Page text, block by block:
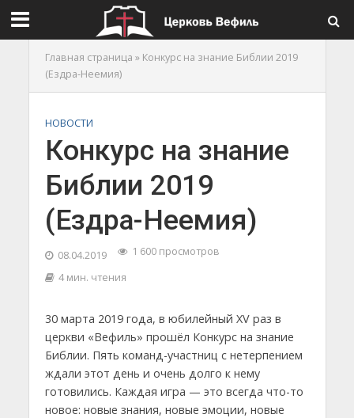
Главная страница » Конкурс на знание Библии 2019
(Ездра-Неемия)
НОВОСТИ
Конкурс на знание
Библии 2019
(Ездра-Неемия)
08.04.2019
1 600 просмотров
4 мин. чтения
30 марта 2019 года, в юбилейный XV раз в
церкви «Вефиль» прошёл Конкурс на знание
Библии. Пять команд-участниц с нетерпением
ждали этот день и очень долго к нему
готовились. Каждая игра — это всегда что-то
новое: новые знания, новые эмоции, новые